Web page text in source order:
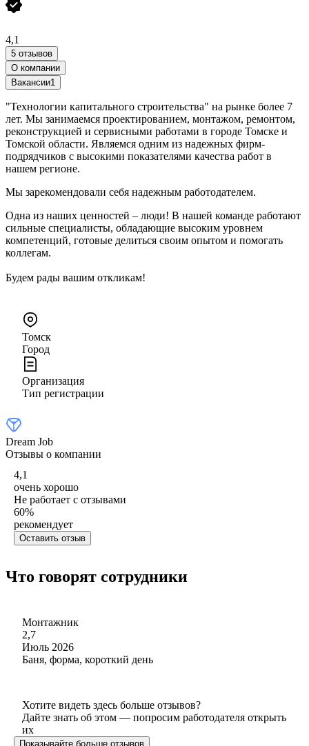
4,1
5 отзывов
О компании
Вакансии1
"Технологии капитального строительства" на рынке более 7
лет. Мы занимаемся проектированием, монтажом, ремонтом,
реконструкцией и сервисными работами в городе Томске и
Томской области. Являемся одним из надежных фирм-
подрядчиков с высокими показателями качества работ в
нашем регионе.
Мы зарекомендовали себя надежным работодателем.
Одна из наших ценностей – люди! В нашей команде работают
сильные специалисты, обладающие высоким уровнем
компетенций, готовые делиться своим опытом и помогать
коллегам.
Будем рады вашим откликам!
Томск
Город
Организация
Тип регистрации
Dream Job
Отзывы о компании
4,1
очень хорошо
Не работает с отзывами
60%
рекомендует
Оставить отзыв
Что говорят сотрудники
Монтажник
2,7
Июль 2026
Баня, форма, короткий день
Хотите видеть здесь больше отзывов?
Дайте знать об этом — попросим работодателя открыть
их
Показывайте больше отзывов